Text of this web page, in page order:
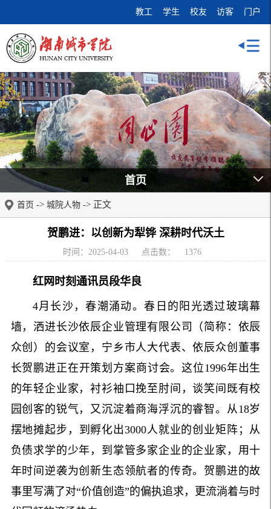
教工 学生 校友 访客 门户
首页
首页 -> 城院人物 -> 正文
贺鹏进：以创新为犁铧 深耕时代沃土
时间：2025-04-03 点击数： 1376
红网时刻通讯员段华良
4月长沙，春潮涌动。春日的阳光透过玻璃幕
墙，洒进长沙依辰企业管理有限公司（简称：依辰
众创）的会议室，宁乡市人大代表、依辰众创董事
长贺鹏进正在开策划方案商讨会。这位1996年出生
的年轻企业家，衬衫袖口挽至肘间，谈笑间既有校
园创客的锐气，又沉淀着商海浮沉的睿智。从18岁
摆地摊起步，到孵化出3000人就业的创业矩阵；从
负债求学的少年，到掌管多家企业的企业家，用十
年时间逆袭为创新生态领航者的传奇。贺鹏进的故
事里写满了对“价值创造”的偏执追求，更流淌着与时